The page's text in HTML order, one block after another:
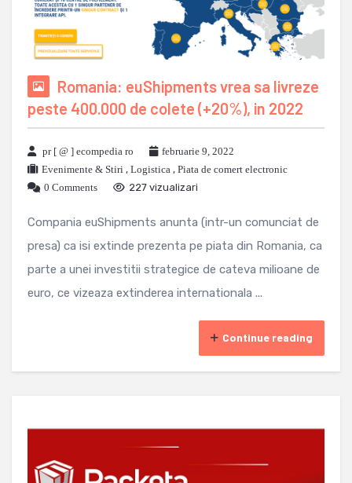
Romania: euShipments vrea sa livreze
peste 400.000 de colete (+20%), in 2022
pr [ @ ] ecompedia ro
februarie 9, 2022
Evenimente & Stiri , Logistica , Piata de comert electronic
0 Comments
227 vizualizari
Compania euShipments anunta (intr-un comunciat de
presa) ca isi extinde prezenta pe piata din Romania, ca
parte a unei investitii strategice de cateva milioane de
euro, ce vizeaza extinderea internationala ...
Continue reading